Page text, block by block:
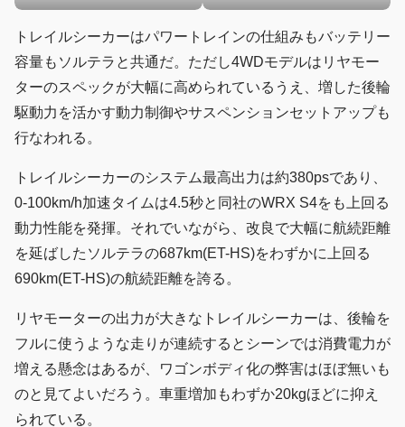
トレイルシーカーはパワートレインの仕組みもバッテリー
容量もソルテラと共通だ。ただし4WDモデルはリヤモー
ターのスペックが大幅に高められているうえ、増した後輪
駆動力を活かす動力制御やサスペンションセットアップも
行なわれる。
トレイルシーカーのシステム最高出力は約380psであり、
0-100km/h加速タイムは4.5秒と同社のWRX S4をも上回る
動力性能を発揮。それでいながら、改良で大幅に航続距離
を延ばしたソルテラの687km(ET-HS)をわずかに上回る
690km(ET-HS)の航続距離を誇る。
リヤモーターの出力が大きなトレイルシーカーは、後輪を
フルに使うような走りが連続するとシーンでは消費電力が
増える懸念はあるが、ワゴンボディ化の弊害はほぼ無いも
のと見てよいだろう。車重増加もわずか20kgほどに抑え
られている。